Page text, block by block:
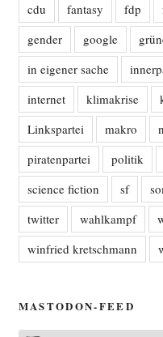
cdu
fantasy fdp
gender
google
in eigener sache
internet
klimakrise
Linkspartei
makro
piratenpartei
politik
science fiction
sf
twitter
wahlkampf
winfried kretschmann
MASTODON-FEED